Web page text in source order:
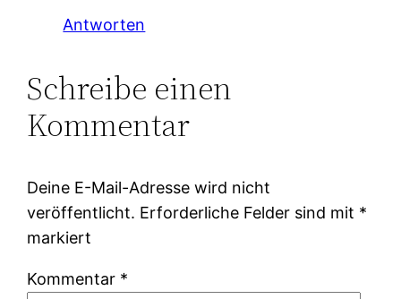
Antworten
Schreibe einen
Kommentar
Deine E-Mail-Adresse wird nicht
veröffentlicht. Erforderliche Felder sind mit *
markiert
Kommentar *